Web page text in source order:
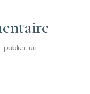
publier un